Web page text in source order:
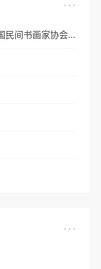
黄介艺-中国国画院副院长，中国民间书画家协会副主席